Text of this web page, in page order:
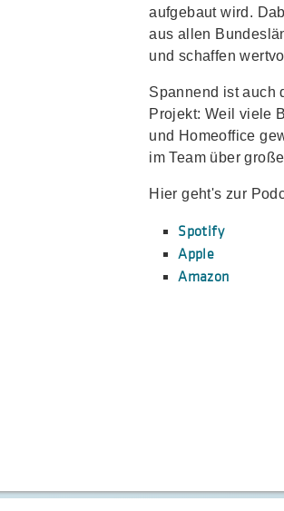
aufgebaut wird.
aus allen
und schaffen
Spannend ist auch
Projekt: Weil viele
und Homeoffice
im Team über
Hier geht's zur
Spotify
Apple
Amazon